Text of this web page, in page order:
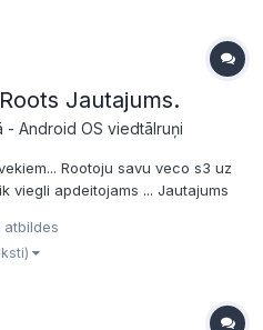
Jautajums.
- Android OS viedtālruņi
Rootoju savu veco s3 uz
viegli apdeitojams ... Jautajums
valodu. cik lasiju tad factory
atbildes